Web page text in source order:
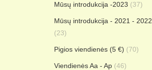
Mūsų introdukcija -2023 (37)
Mūsų introdukcija - 2021 - 2022
(23)
Pigios viendienės (5 €) (70)
Viendienės Aa - Ap (46)